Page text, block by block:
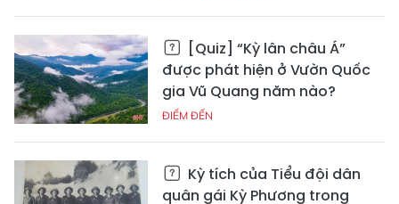
[Quiz] “Kỳ lân châu Á”
được phát hiện ở Vườn Quốc
gia Vũ Quang năm nào?
ĐIỂM ĐẾN
Kỳ tích của Tiểu đội dân
quân gái Kỳ Phương trong